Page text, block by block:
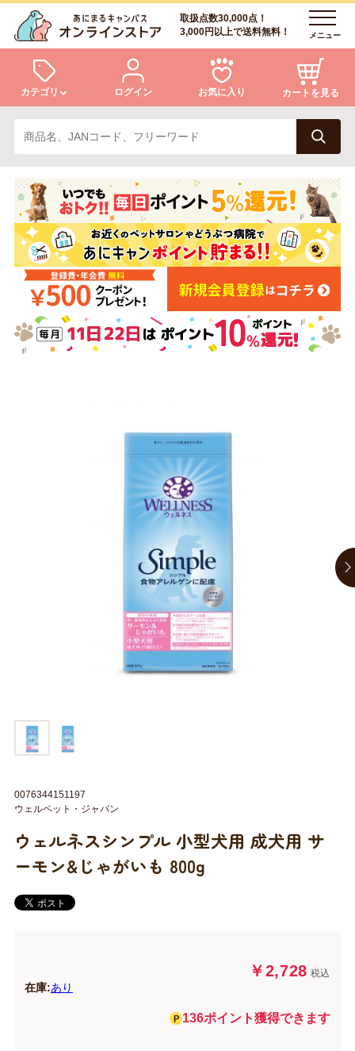
取扱点数30,000点！
3,000円以上で送料無料！
メニュー
カテゴリ
犬 猫
小動物・鳥 アクア・爬虫類・昆虫
ドッグフード キャットフード
美容・ケア用品 服・おさんぽ用品
ログイン お気に入り カートを見る
ログイン
会員登録
あにまるキャンパスについて
アフターサービス
商品リクエスト
ウェルネスシンプル 小型犬用 成犬用 サ
ーモン&じゃがいも 800g
￥2,728 税込
在庫:あり
136ポイント獲得できます
0076344151197
ウェルペット・ジャパン